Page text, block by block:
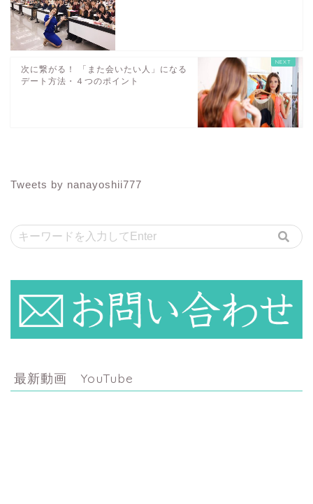
次に繋がる！ 「また会いたい人」になる
デート方法・４つのポイント
Tweets by nanayoshii777
最新動画 YouTube